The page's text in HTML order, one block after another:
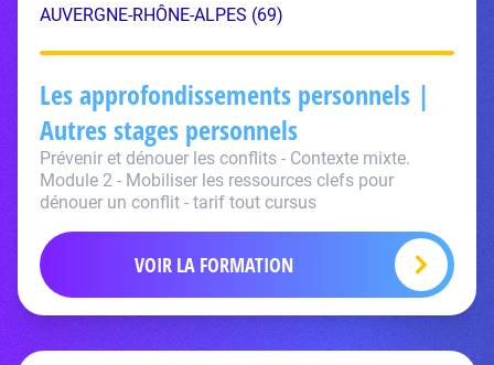
AUVERGNE-RHÔNE-ALPES (69)
Les approfondissements personnels |
Autres stages personnels
Prévenir et dénouer les conflits - Contexte mixte.
Module 2 - Mobiliser les ressources clefs pour
dénouer un conflit - tarif tout cursus
VOIR LA FORMATION